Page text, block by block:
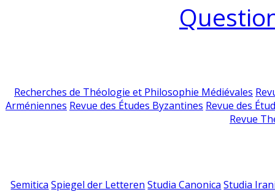
Recherches de Théologie et Philosophie Médiévales
Arméniennes Revue des Études Byzantines Revue des
Revue
Semitica Spiegel der Letteren Studia Canonica Studia